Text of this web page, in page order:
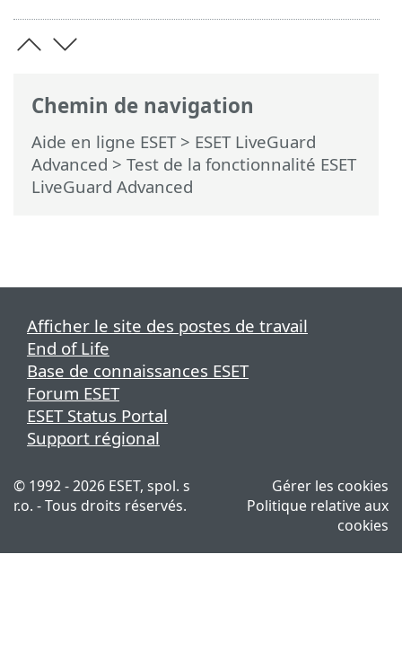
Chemin de navigation
Aide en ligne ESET> ESET LiveGuard
Advanced > Test de la fonctionnalité ESET
LiveGuard Advanced
Afficher le site des postes de travail
End of Life
Base de connaissances ESET
Forum ESET
ESET Status Portal
Support régional
© 1992 - 2026 ESET, spol. s
r.o. - Tous droits réservés.
Gérer les cookies
Politique relative aux
cookies